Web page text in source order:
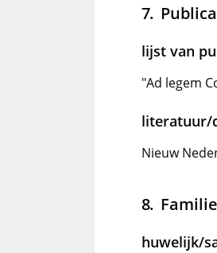
lijst van
"Ad legem
literatuur/
Nieuw
huwelijk/